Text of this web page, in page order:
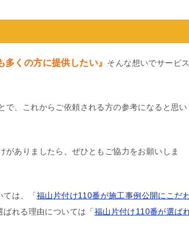
多くの方に提供したい』
そんな想いでサービス
で、これからご依頼される方の参考になると思い
ありましたら、ぜひともご協力をお願いしま
は、「 福山片付け110番が施工事例公開にこだ
れる理由については「 福山片付け110番が選ば